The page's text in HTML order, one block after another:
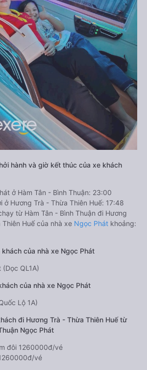
hành và giờ kết thúc của xe khách
ở Hàm Tân - Bình Thuận: 23:00
ở Hương Trà - Thừa Thiên Huế: 17:48
từ Hàm Tân - Bình Thuận đi Hương
Huế của nhà xe Ngọc Phát khoảng:
của nhà xe Ngọc Phát
(Dọc QL1A)
của nhà xe Ngọc Phát
Lộ 1A)
đi Hương Trà - Thừa Thiên Huế từ
Ngọc Phát
đôi 1260000đ/vé
vé